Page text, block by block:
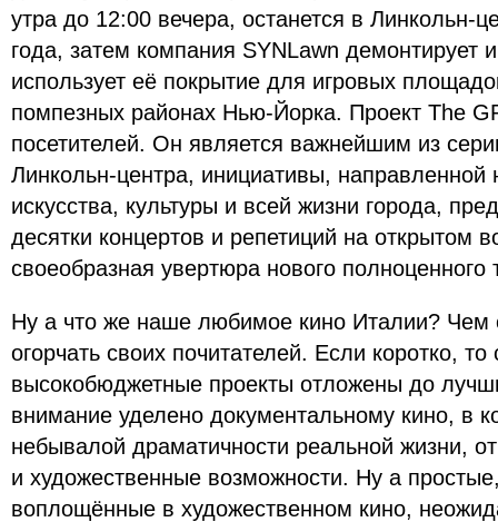
утра до 12:00 вечера, останется в Линкольн-
года, затем компания SYNLawn демонтирует
использует её покрытие для игровых
помпезных районах Нью-Йорка. Проект The
посетителей. Он является важнейшим из
Линкольн-центра, инициативы, направленной
искусства, культуры и всей жизни города,
десятки концертов и репетиций на открытом
своеобразная увертюра нового
Ну а что же наше любимое кино Италии? Чем
огорчать своих почитателей. Если коротко, то
высокобюджетные проекты отложены до
внимание уделено документальному кино, в
небывалой драматичности реальной жизни,
и художественные возможности. Ну а
воплощённые в художественном кино,